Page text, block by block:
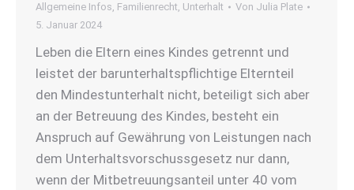
Allgemeine Infos, Familienrecht, Unterhalt Von Julia Plate
5. Januar 2024
Leben die Eltern eines Kindes getrennt und
leistet der barunterhaltspflichtige Elternteil
den Mindestunterhalt nicht, beteiligt sich aber
an der Betreuung des Kindes, besteht ein
Anspruch auf Gewährung von Leistungen nach
dem Unterhaltsvorschussgesetz nur dann,
wenn der Mitbetreuungsanteil unter 40 vom